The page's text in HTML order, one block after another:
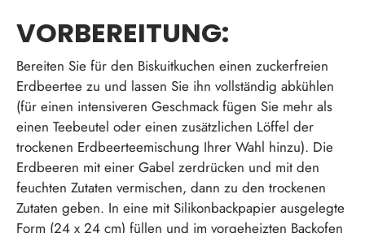
VORBEREITUNG:
Bereiten Sie für den Biskuitkuchen einen zuckerfreien
Erdbeertee zu und lassen Sie ihn vollständig abkühlen
(für einen intensiveren Geschmack fügen Sie mehr als
einen Teebeutel oder einen zusätzlichen Löffel der
trockenen Erdbeerteemischung Ihrer Wahl hinzu). Die
Erdbeeren mit einer Gabel zerdrücken und mit den
feuchten Zutaten vermischen, dann zu den trockenen
Zutaten geben. In eine mit Silikonbackpapier ausgelegte
Form (24 x 24 cm) füllen und im vorgeheizten Backofen